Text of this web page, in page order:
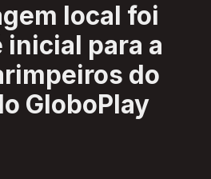
local foi
inicial para a
do
GloboPlay